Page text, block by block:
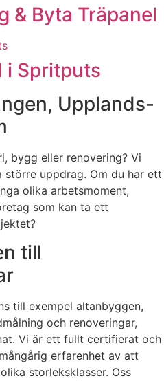
& Byta Träpanel
i Spritputs
Upplands-
bygg eller renovering? Vi
större uppdrag. Om du har ett
olika arbetsmoment,
som kan ta ett
till
till exempel altanbyggen,
och renoveringar,
Vi är ett fullt certifierat och
erfarenhet av att
storleksklasser. Oss